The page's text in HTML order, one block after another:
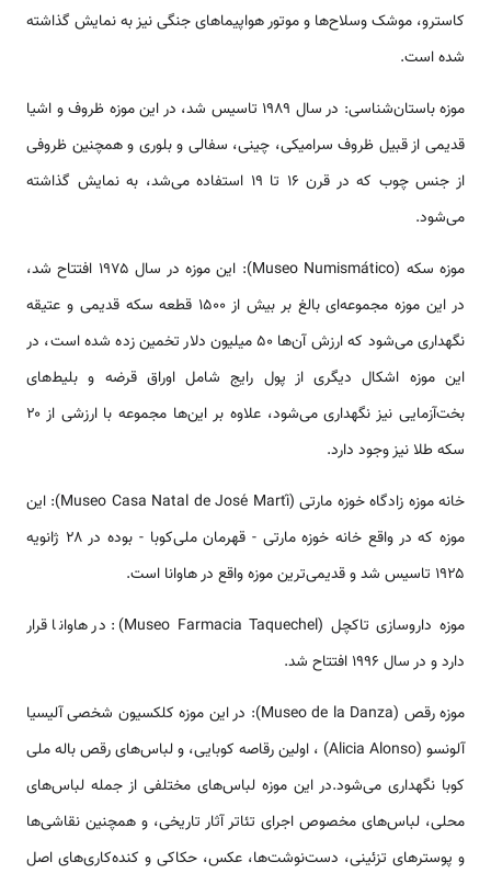
کاسترو، موشک وسلاح‌ها و موتور هواپیماهای جنگی نیز به نمایش گذاشته
شده است.
موزه باستان‌شناسی: در سال ۱۹۸۹ تاسیس شد، در این موزه ظروف و اشیا
قدیمی از قبیل ظروف سرامیکی، چینی، سفالی و بلوری و همچنین ظروفی
از جنس چوب که در قرن ۱۶ تا ۱۹ استفاده می‌شد، به نمایش گذاشته
می‌شود.
موزه سکه (Museo Numismático): این موزه در سال ۱۹۷۵ افتتاح شد،
در این موزه مجموعه‌ای بالغ بر بیش از ۱۵۰۰ قطعه سکه قدیمی و عتیقه
نگهداری می‌شود که ارزش آن‌ها ۵۰ میلیون دلار تخمین زده شده است، در
این موزه اشکال دیگری از پول رایج شامل اوراق قرضه و بلیط‌های
بخت‌آزمایی نیز نگهداری می‌شود، علاوه بر این‌ها مجموعه با ارزشی از ۲۰
سکه طلا نیز وجود دارد.
خانه موزه زادگاه خوزه مارتی (Museo Casa Natal de José Martí): این
موزه که در واقع خانه خوزه مارتی - قهرمان ملی‌کوبا - بوده در ۲۸ ژانویه
۱۹۲۵ تاسیس شد و قدیمی‌ترین موزه واقع در هاوانا است.
موزه داروسازی تاکچل (Museo Farmacia Taquechel): در هاوانا قرار
دارد و در سال ۱۹۹۶ افتتاح شد.
موزه رقص (Museo de la Danza): در این موزه کلکسیون شخصی آلیسیا
آلونسو (Alicia Alonso) ، اولین رقاصه کوبایی، و لباس‌های رقص باله ملی
کوبا نگهداری می‌شود.در این موزه لباس‌های مختلفی از جمله لباس‌های
محلی، لباس‌های مخصوص اجرای تئاتر آثار تاریخی، و همچنین نقاشی‌ها
و پوسترهای تزئینی، دست‌نوشت‌ها، عکس، حکاکی و کنده‌کاری‌های اصل